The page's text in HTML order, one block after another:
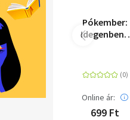
Pókember:
Idegenben -
Online ár:
699 Ft